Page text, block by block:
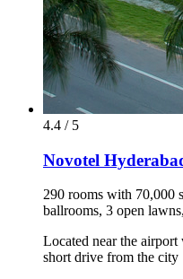
4.4 / 5
Novotel
290 rooms with 70,000
ballrooms, 3 open
Located near the
short drive from the city